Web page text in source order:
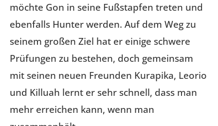
möchte Gon in seine Fußstapfen treten und
ebenfalls Hunter werden. Auf dem Weg zu
seinem großen Ziel hat er einige schwere
Prüfungen zu bestehen, doch gemeinsam
mit seinen neuen Freunden Kurapika, Leorio
und Killuah lernt er sehr schnell, dass man
mehr erreichen kann, wenn man